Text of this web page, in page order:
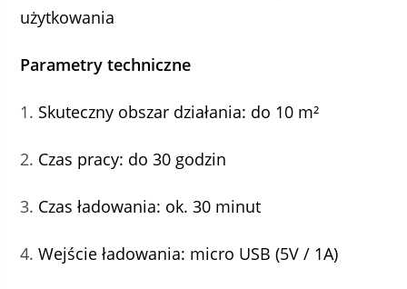
użytkowania
Parametry techniczne
Skuteczny obszar działania: do 10 m²
Czas pracy: do 30 godzin
Czas ładowania: ok. 30 minut
Wejście ładowania: micro USB (5V / 1A)